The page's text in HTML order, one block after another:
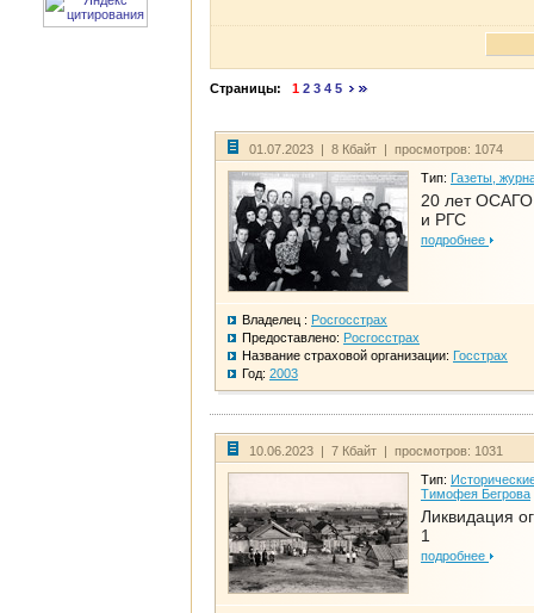
Страницы: 1 2 3 4 5
01.07.2023 | 8 Кбайт | просмотров: 1074
Тип: Газеты,
20 лет
и РГС
подробнее
Владелец : Росгосстрах
Предоставлено: Росгосстрах
Название страховой организации: Госстрах
Год: 2003
10.06.2023 | 7 Кбайт | просмотров: 1031
Тип:
Тимофея Бегрова
Ликвидация
1
подробнее